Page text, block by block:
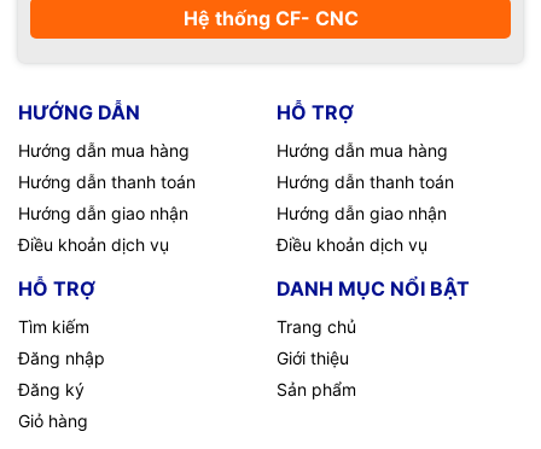
Hệ thống CF- CNC
HƯỚNG DẪN
Hướng dẫn mua hàng
Hướng dẫn thanh toán
Hướng dẫn giao nhận
Điều khoản dịch vụ
HỖ TRỢ
Hướng dẫn mua hàng
Hướng dẫn thanh toán
Hướng dẫn giao nhận
Điều khoản dịch vụ
HỖ TRỢ
Tìm kiếm
Đăng nhập
Đăng ký
Giỏ hàng
DANH MỤC NỔI BẬT
Trang chủ
Giới thiệu
Sản phẩm